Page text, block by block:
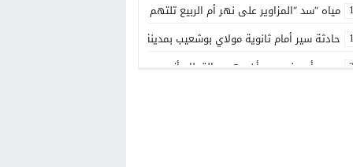
مياه “سد “المزاوير على نهر أم الربيع تلتهم قاصر
حادثة سير أمام ثانوية مولاي بوشعيب بمدينة أزمور
مصرع أربعيني بعد أن دهسه القطار بأزمور